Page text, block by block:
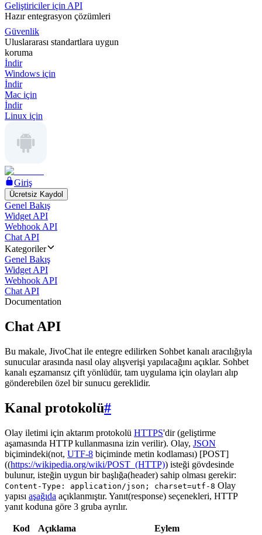
Geliştiriciler için API
Hazır entegrasyon çözümleri
Güvenlik
Uluslararası standartlara uygun
koruma
İndir
Windows için
İndir
Mac için
İndir
Linux için
Giriş
Ücretsiz Kaydol
Genel Bakış
Widget API
Webhook API
Chat API
Kategoriler
Genel Bakış
Widget API
Webhook API
Chat API
Documentation
Chat API
Bu makale, JivoChat ile entegre edilirken Sohbet kanalı aracılığıyla
sunucular arasında nasıl olay alışverişi yapılacağını açıklar. Sohbet
kanalı eşzamansız çift yönlüdür, tam uygulama için olayları alıp
gönderebilen özel bir sunucu gereklidir.
Kanal protokolü#
Olay iletimi için aktarım protokolü HTTPS'dir (geliştirme
aşamasında HTTP kullanmasına izin verilir). Olay, JSON
biçimindeki(not, UTF-8 biçiminde metin kodlaması) [POST]
((https://wikipedia.org/wiki/POST_(HTTP)) isteği gövdesinde
bulunur, isteğin uygun bir başlığa(header) sahip olması gerekir:
Content-Type: application/json; charset=utf-8 Olay
yapısı aşağıda açıklanmıştır. Yanıt(response) seçenekleri, HTTP
yanıt koduna göre 3 gruba ayrılır.
Kod Açıklama Eylem